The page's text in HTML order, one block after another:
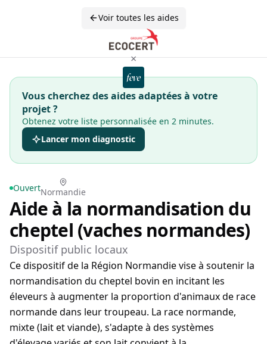
Voir toutes les aides
×
Vous cherchez des aides adaptées à votre
projet ?
Obtenez votre liste personnalisée en 2 minutes.
Lancer mon diagnostic
OuvertNormandie
Aide à la normandisation du
cheptel (vaches normandes)
Dispositif public locaux
Ce dispositif de la Région Normandie vise à soutenir la
normandisation du cheptel bovin en incitant les
éleveurs à augmenter la proportion d'animaux de race
normande dans leur troupeau. La race normande,
mixte (lait et viande), s'adapte à des systèmes